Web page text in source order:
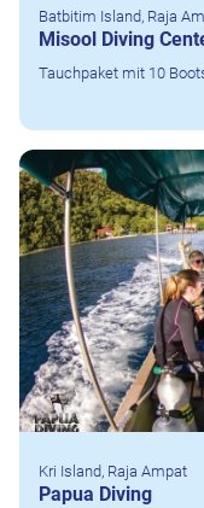
Batbitim Island, Raja
Misool Diving
Tauchpaket mit 10
Kri Island, Raja Ampat
Papua Diving